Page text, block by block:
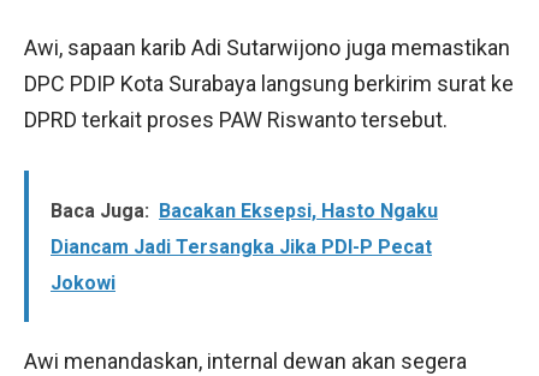
Awi, sapaan karib Adi Sutarwijono juga memastikan
DPC PDIP Kota Surabaya langsung berkirim surat ke
DPRD terkait proses PAW Riswanto tersebut.
Baca Juga:
Bacakan Eksepsi, Hasto Ngaku
Diancam Jadi Tersangka Jika PDI-P Pecat
Jokowi
Awi menandaskan, internal dewan akan segera